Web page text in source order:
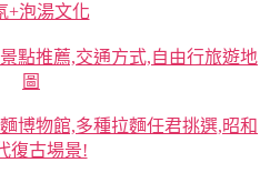
+泡湯文化
點推薦,交通方式,自由行旅遊地
圖
博物館,多種拉麵任君挑選,昭和
復古場景!